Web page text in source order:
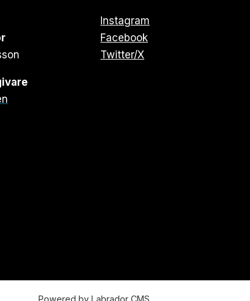
Instagram
Facebook
Twitter/X
Powered by Labrador CMS